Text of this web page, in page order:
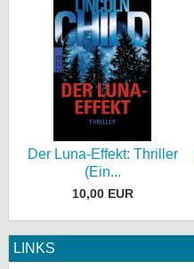
Der Luna-Effekt: Thriller
(Ein...
10,00 EUR
LINKS